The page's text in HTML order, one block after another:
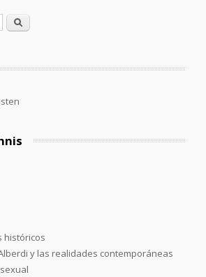
Suche
históricos
y las realidades contemporáneas